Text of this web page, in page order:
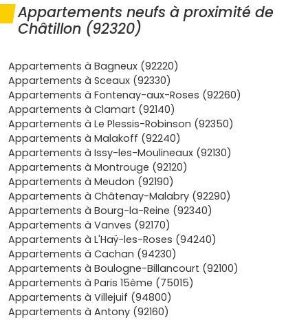
un achat ou un investissement, être à deux pas de
ces axes, c'est un vrai plus.
actifs, les cadres et les familles attirés par la
proximité de Paris, la location fonctionne bien, surtout
près des stations demétroet du tram.
Programmes RE 2020: unappartement neuf à
Châtillonte garantit des performances
énergétiques élevées, moins de charges et un
confort thermique et acoustique supérieur.
Avantages financiers: frais de notaire réduits (
% ), garanties (décennale,parfait achèvement
dispositifs comme le PTZpour la résidence
principale. En zoneA bis, certains projets permettent
encore d'optimiser la fiscalité (type
conditions).
Cadre de vie: commerces de proximité,
établissements scolaires, équipements sportifs,
espaces verts et ambiance dequartiercalme à
deux pas de Paris.
Appartements neufs à proximité de
Châtillon (92320)
Appartements à Bagneux (92220)
Appartements à Sceaux (92330)
Appartements à Fontenay-aux-Roses (92260)
Appartements à Clamart (92140)
Appartements à Le Plessis-Robinson (92350)
Appartements à Malakoff (92240)
Appartements à Issy-les-Moulineaux (92130)
Appartements à Montrouge (92120)
Appartements à Meudon (92190)
Appartements à Châtenay-Malabry (92290)
Appartements à Bourg-la-Reine (92340)
Appartements à Vanves (92170)
Appartements à L'Haÿ-les-Roses (94240)
Appartements à Cachan (94230)
Appartements à Boulogne-Billancourt (92100)
Appartements à Paris 15ème (75015)
Appartements à Villejuif (94800)
Appartements à Antony (92160)